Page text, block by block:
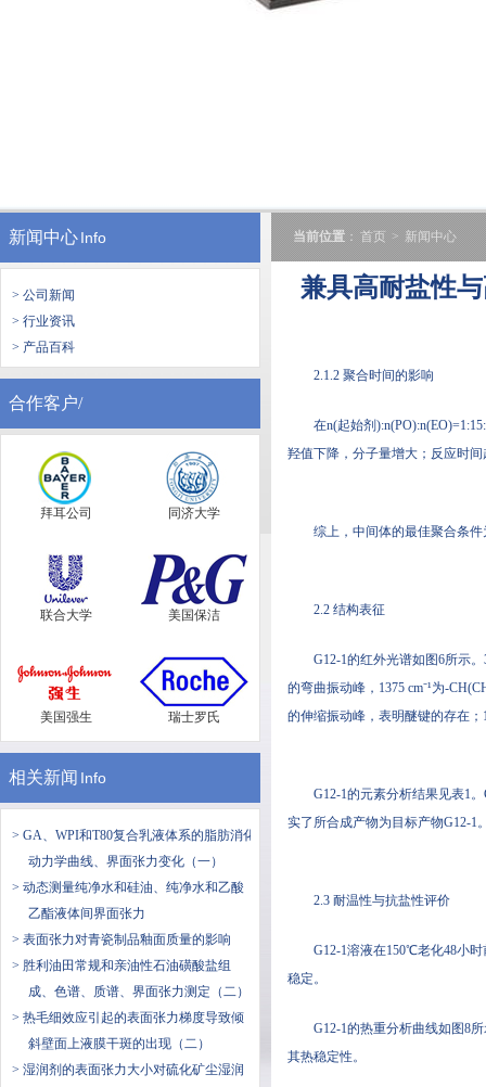
新闻中心Info
> 公司新闻
> 行业资讯
> 产品百科
合作客户/
拜耳公司 同济大学
联合大学 美国保洁
美国强生 瑞士罗氏
相关新闻 Info
> GA、WPI和T80复合乳液体系的脂肪消化
动力学曲线、界面张力变化（一）
> 动态测量纯净水和硅油、纯净水和乙酸
乙酯液体间界面张力
> 表面张力对青瓷制品釉面质量的影响
> 胜利油田常规和亲油性石油磺酸盐组
成、色谱、质谱、界面张力测定（二）
> 热毛细效应引起的表面张力梯度导致倾
斜壁面上液膜干斑的出现（二）
> 湿润剂的表面张力大小对硫化矿尘湿润
当前位置 ： 首页 > 新闻中心
兼具高耐盐性
2.1.2 聚合时间的影响
在n(起始剂
羟值下降，分子量增大；反应时
综上，中间体的最佳聚合条
2.2 结构表征
G12-1的红外光谱如图6所示。
的弯曲振动峰，1375 cm⁻¹为-
的伸缩振动峰，表明醚键的存在；
G12-1的元素分析结果见表1
实了所合成产物为目标产物G12-1
2.3 耐温性与抗盐性评价
G12-1溶液在150℃老化48小
稳定。
G12-1的热重分析曲线如图8
其热稳定性。